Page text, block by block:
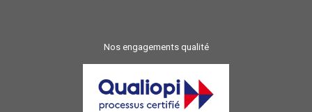
Nos engagements qualité